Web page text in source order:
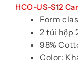
HCO-US-S12
Form
2 túi hộp
98%
Color: